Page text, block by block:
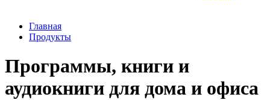
Главная
Продукты
Программы, книги и
аудиокниги для дома и офиса